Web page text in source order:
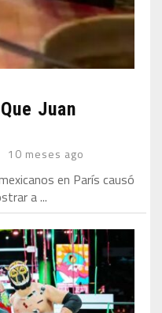
Juan
10 meses ago
en París causó
a ...